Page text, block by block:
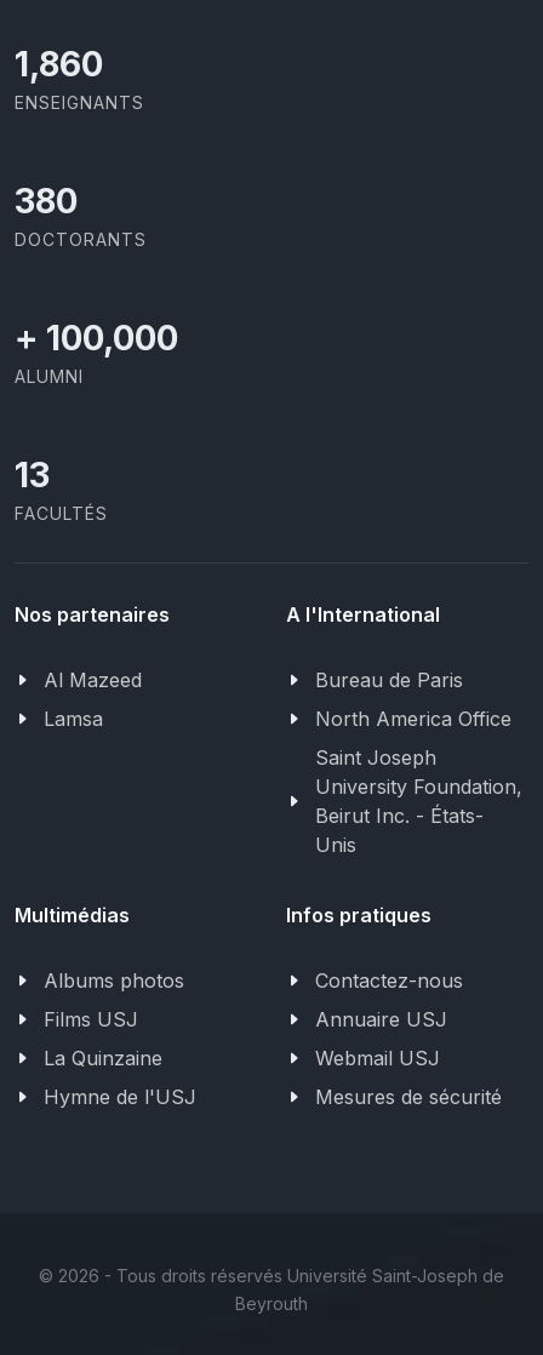
1,973
ENSEIGNANTS
403
DOCTORANTS
+ 100,000
ALUMNI
13
FACULTÉS
Nos partenaires
Al Mazeed
Lamsa
A l'International
Bureau de Paris
North America Office
Saint Joseph
University Foundation,
Beirut Inc. - États-
Unis
Multimédias
Albums photos
Films USJ
La Quinzaine
Hymne de l'USJ
Infos pratiques
Contactez-nous
Annuaire USJ
Webmail USJ
Mesures de sécurité
© 2026 - Tous droits réservés Université Saint-Joseph de
Beyrouth